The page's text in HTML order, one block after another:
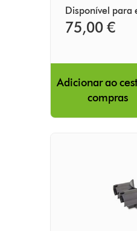
Disponível para
75,00 €
Adicionar ao
compras